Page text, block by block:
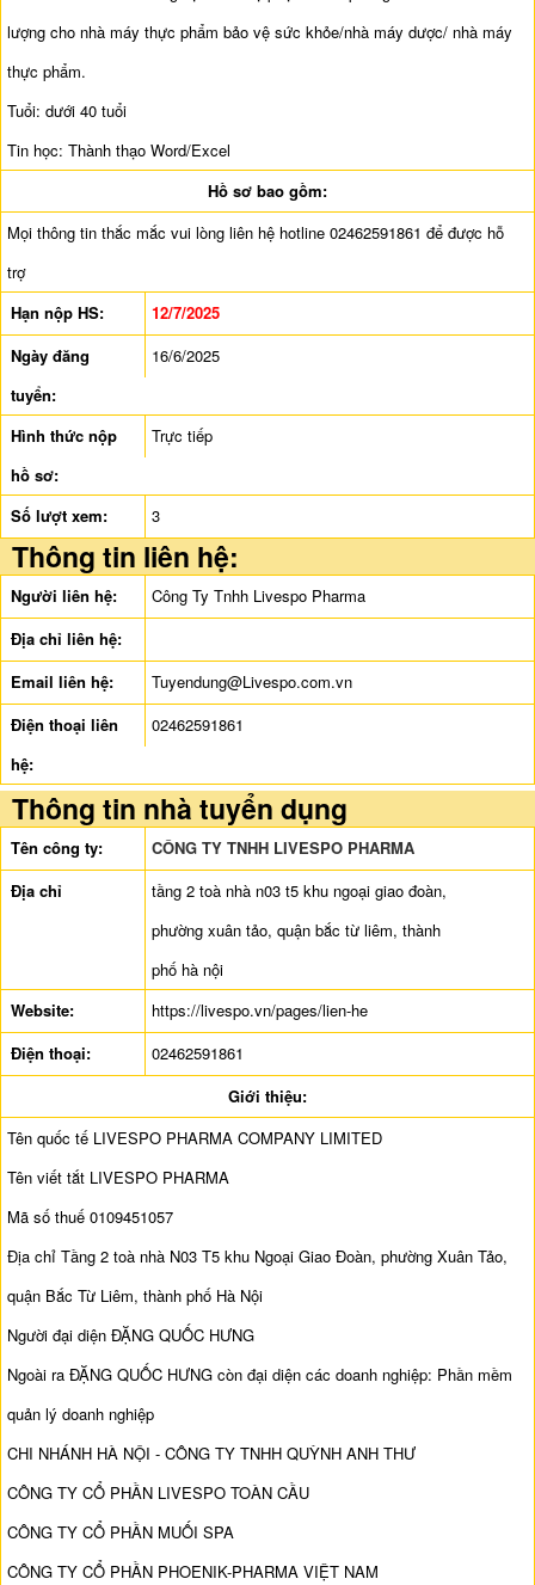
lượng cho nhà máy thực phẩm bảo vệ sức khỏe/nhà máy dược/ nhà máy
thực phẩm.
Tuổi: dưới 40 tuổi
Tin học: Thành thạo Word/Excel
Hồ sơ bao gồm:
Mọi thông tin thắc mắc vui lòng liên hệ hotline 02462591861 để được hỗ
trợ
Hạn nộp HS:
12/7/2025
Ngày đăng
tuyển:
16/6/2025
Hình thức nộp
hồ sơ:
Trực tiếp
Số lượt xem: 3
Thông tin liên hệ:
Người liên hệ:
Công Ty Tnhh Livespo Pharma
Địa chỉ liên hệ:
Email liên hệ:
Tuyendung@Livespo.com.vn
Điện thoại liên
hệ:
02462591861
Thông tin nhà tuyển dụng
Tên công ty:
CÔNG TY TNHH LIVESPO PHARMA
Địa chỉ
tầng 2 toà nhà n03 t5 khu ngoại giao đoàn,
phường xuân tảo, quận bắc từ liêm, thành
phố hà nội
Website:
https://livespo.vn/pages/lien-he
Điện thoại:
02462591861
Giới thiệu:
Tên quốc tế LIVESPO PHARMA COMPANY LIMITED
Tên viết tắt LIVESPO PHARMA
Mã số thuế 0109451057
Địa chỉ Tầng 2 toà nhà N03 T5 khu Ngoại Giao Đoàn, phường Xuân Tảo,
quận Bắc Từ Liêm, thành phố Hà Nội
Người đại diện ĐẶNG QUỐC HƯNG
Ngoài ra ĐẶNG QUỐC HƯNG còn đại diện các doanh nghiệp: Phần mềm
quản lý doanh nghiệp
CHI NHÁNH HÀ NỘI - CÔNG TY TNHH QUỲNH ANH THƯ
CÔNG TY CỔ PHẦN LIVESPO TOÀN CẦU
CÔNG TY CỔ PHẦN MUỐI SPA
CÔNG TY CỔ PHẦN PHOENIK-PHARMA VIỆT NAM